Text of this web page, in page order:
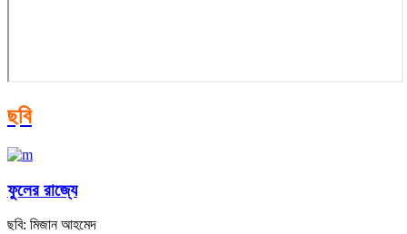
ছবি
ফুলের রাজ্যে
ছবি: মিজান আহমেদ